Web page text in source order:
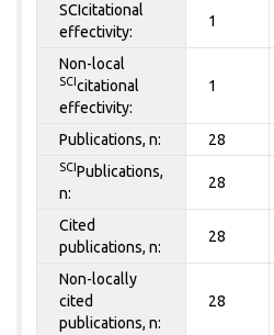
SCIcitational
effectivity:
1
Non-local
SCIcitational
effectivity:
1
Publications, n: 28
SCIPublications,
n:
28
Cited
publications, n:
28
Non-locally
cited
publications, n:
28